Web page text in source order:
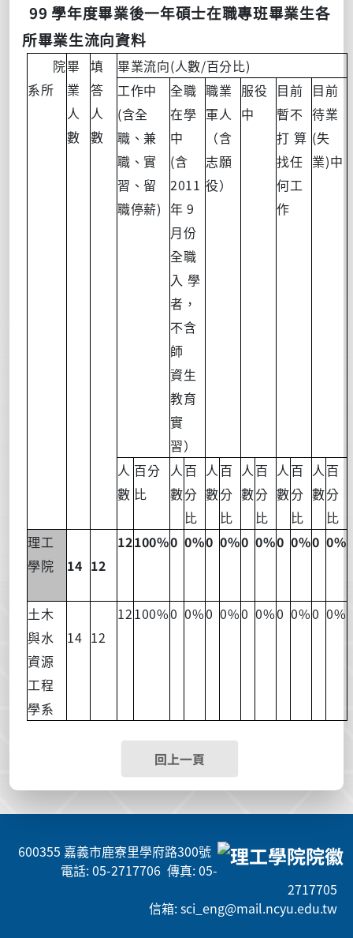
99 學年度畢業後一年碩士在職專班畢業生各
所畢業生流向資料
院
系所
畢
業
人
數
填
答
人
數
畢業流向(人數/百分比)
工作中
(含全
職、兼
職、實
習、留
職停薪)
全職
在學
中
(含
2011
年 9
月份
全職
入 學
者，
不含
師
資生
教育
實
習）
職業
軍人
（含
志願
役）
服役
中
目前
暫不
打 算
找任
何工
作
目前
待業
(失
業)中
人
數
百分
比
人
數
百
分
比
人
數
百
分
比
人
數
百
分
比
人
數
百
分
比
人
數
百
分
比
理工
學院
14 12
12100%0 0%0 0%0 0%0 0%0 0%
土木
與水
資源
工程
學系
14 12
12100%0 0%0 0%0 0%0 0%0 0%
回上一頁
600355 嘉義市鹿寮里學府路300號
電話: 05-2717706 傳真: 05-
2717705
信箱: sci_eng@mail.ncyu.edu.tw